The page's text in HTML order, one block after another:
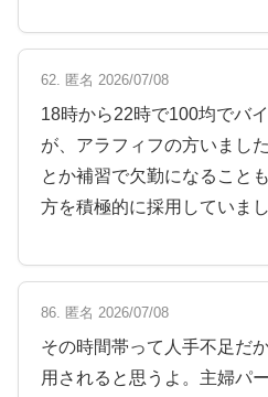
62. 匿名 2026/07/08
18時から22時で100均でバ
が、アラフィフの方いまし
とか補習で欠勤になること
方を積極的に採用していまし
86. 匿名 2026/07/08
その時間帯って人手不足だ
用されると思うよ。主婦パ